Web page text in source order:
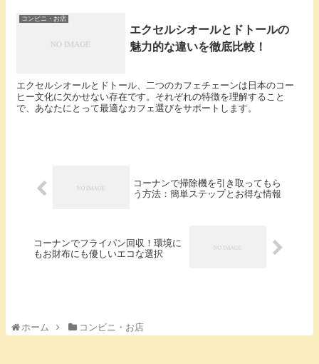
コンビニ・お店
エクセルシオールとドトールの
魅力的な違いを徹底比較！
エクセルシオールとドトール、二つのカフェチェーンは日本のコー
ヒー文化に欠かせない存在です。それぞれの特徴を理解すること
で、あなたにとって最適なカフェ選びをサポートします。
コーナンで掃除機を引き取ってもら
う方法：簡単ステップとお得な情報
コーナンでフライパン回収！環境に
もお財布にも優しいエコな選択
ホーム コンビニ・お店